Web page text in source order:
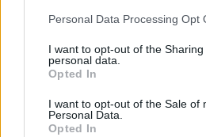
Please note that this website/app
not limited to your visit or usage
grant or deny consent to Google
use your data for below specified
consent section.
Personal Data Processing Opt
I want to opt-out of the
personal data.
Opted In
I want to opt-out of the Sale of
Personal Data.
Opted In
Real Madrid 4 – Real Sociedad 1
Cádiz 2 – Rayo 0 (Rubén Alcaraz, Idrissi)
Elche 1 – Barcelona 2 (Fidel; Ferran
Giovanni, Aidoo p.p., Salva Sevilla pen.)
Betis 1 – Atlético 3 (Tello; Joao Félix x2,
Athletic 3 – Levante 1 (Vesga, Iñaki